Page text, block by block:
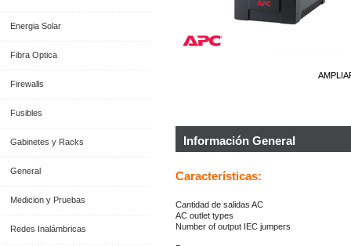
Energia Solar
Fibra Optica
Firewalls
Fusibles
Gabinetes y Racks
General
Medicion y Pruebas
Redes Inalámbricas
Información General
Características:
Cantidad de salidas AC
AC outlet types
Number of output IEC jumpers